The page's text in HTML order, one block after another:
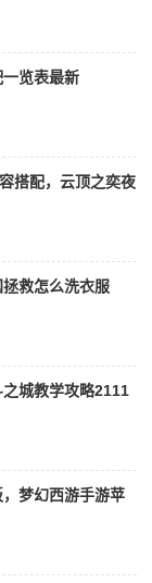
览表最新
搭配，云顶之奕夜
救怎么洗衣服
城教学攻略2111
梦幻西游手游苹